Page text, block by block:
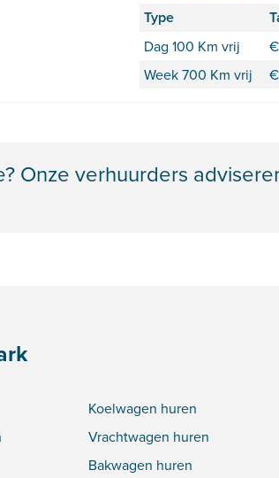
Type
Dag 100 Km vrij €
Week 700 Km vrij
€
Onze verhuurders
Koelwagen huren
Vrachtwagen huren
Bakwagen huren